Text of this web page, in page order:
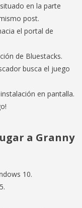
en la parte
post.
el portal de
de Bluestacks.
busca el juego
en pantalla.
a Granny
10.